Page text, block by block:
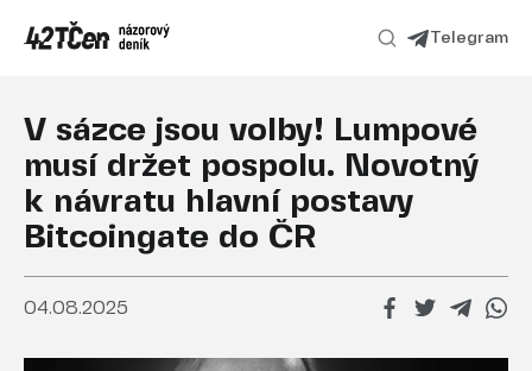
Telegram
V sázce jsou volby! Lumpové
musí držet pospolu. Novotný
k návratu hlavní postavy
Bitcoingate do ČR
04.08.2025